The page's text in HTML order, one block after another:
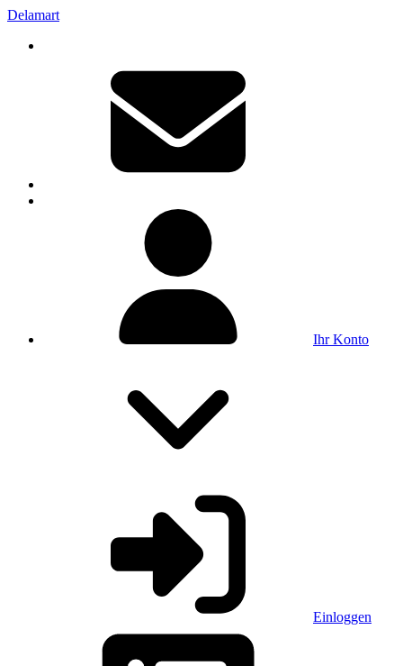
Delamart
Ihr Konto
Einloggen